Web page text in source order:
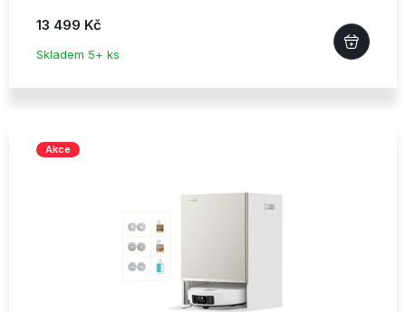
13 499 Kč
Skladem 5+ ks
Akce